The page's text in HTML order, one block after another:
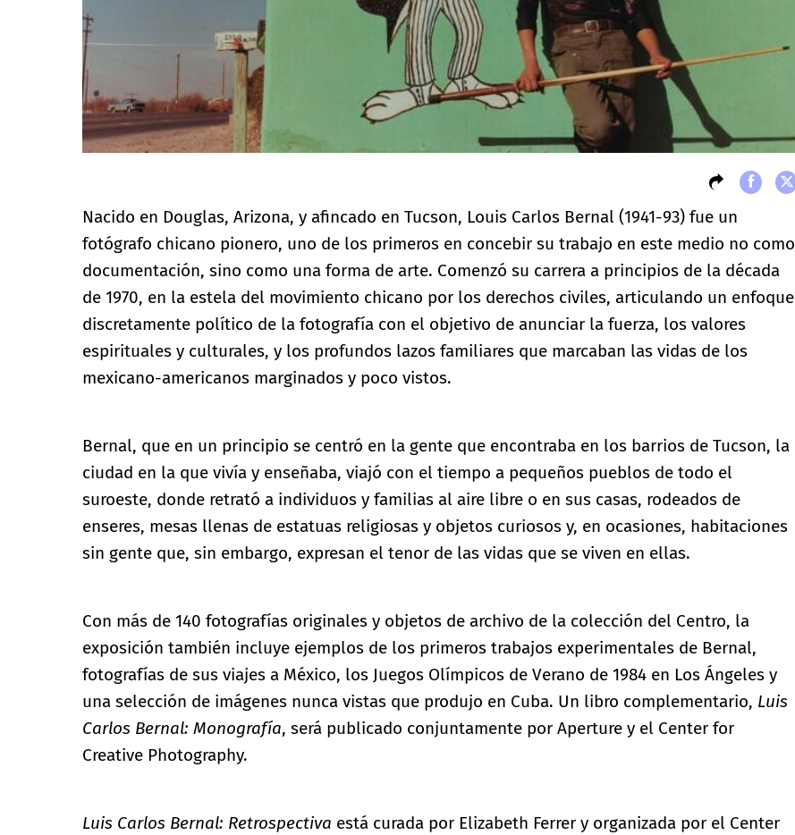
Nacido en Douglas, Arizona, y afincado en Tucson, Louis Carlos Bernal (1941-93) fue un
fotógrafo chicano pionero, uno de los primeros en concebir su trabajo en este medio no como
documentación, sino como una forma de arte. Comenzó su carrera a principios de la década
de 1970, en la estela del movimiento chicano por los derechos civiles, articulando un enfoque
discretamente político de la fotografía con el objetivo de anunciar la fuerza, los valores
espirituales y culturales, y los profundos lazos familiares que marcaban las vidas de los
mexicano-americanos marginados y poco vistos.
Bernal, que en un principio se centró en la gente que encontraba en los barrios de Tucson, la
ciudad en la que vivía y enseñaba, viajó con el tiempo a pequeños pueblos de todo el
suroeste, donde retrató a individuos y familias al aire libre o en sus casas, rodeados de
enseres, mesas llenas de estatuas religiosas y objetos curiosos y, en ocasiones, habitaciones
sin gente que, sin embargo, expresan el tenor de las vidas que se viven en ellas.
Con más de 140 fotografías originales y objetos de archivo de la colección del Centro, la
exposición también incluye ejemplos de los primeros trabajos experimentales de Bernal,
fotografías de sus viajes a México, los Juegos Olímpicos de Verano de 1984 en Los Ángeles y
una selección de imágenes nunca vistas que produjo en Cuba. Un libro complementario, Luis
Carlos Bernal: Monografía, será publicado conjuntamente por Aperture y el Center for
Creative Photography.
Luis Carlos Bernal: Retrospectiva está curada por Elizabeth Ferrer y organizada por el Center